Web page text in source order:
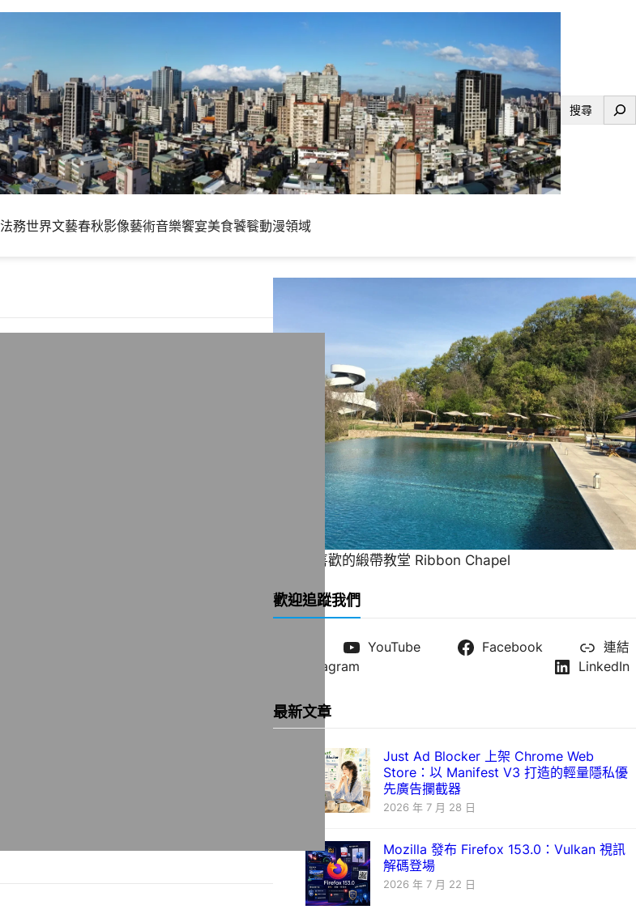
搜
法務世界文藝春秋影像藝術音樂饗宴美食饕餮動漫領域
一直很喜歡的緞帶教堂 Ribbon Chapel
歡迎追蹤我們
YouTube Facebook
連結
Instagram
LinkedIn
最新文章
Just Ad Blocker 上架 Chrome Web
Store：以 Manifest V3 打造的輕量隱私優
先廣告攔截器
2026 年 7 月 28 日
Mozilla 發布 Firefox 153.0：Vulkan 視訊
解碼登場
2026 年 7 月 22 日